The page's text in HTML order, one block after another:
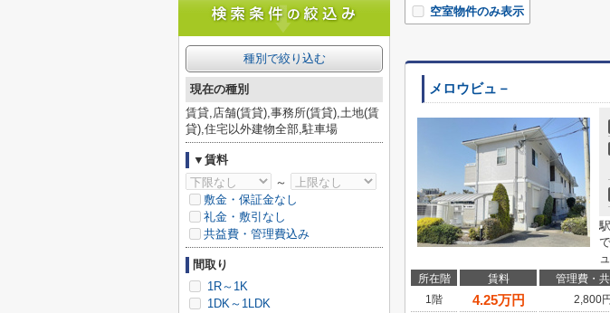
空室物件のみ表示
メロウビュ－
所在階 賃料 管理費・
1階
4.25万円 2,800円
種別で絞り込む
現在の種別
賃貸,店舗(賃貸),事務所(賃貸),土地(賃
貸),住宅以外建物全部,駐車場
▼賃料
～
敷金・保証金なし
礼金・敷引なし
共益費・管理費込み
間取り
1R～1K
1DK～1LDK